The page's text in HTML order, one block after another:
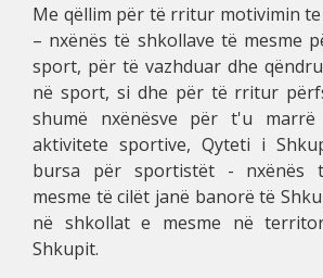
Me qëllim për të rritur motivimin
– nxënës të shkollave të mesme
sport, për të vazhduar dhe
në sport, si dhe për të rritur
shumë nxënësve për t'u
aktivitete sportive, Qyteti i
bursa për sportistët - nxënës
mesme të cilët janë banorë të
në shkollat ​​e mesme në
Shkupit.